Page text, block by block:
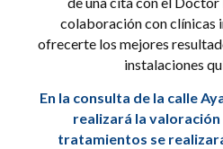
colaboración con clínicas
ofrecerte los mejores
instalaciones
En la consulta de la calle
realizará la
tratamientos se